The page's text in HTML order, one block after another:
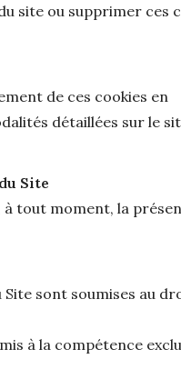
site ou supprimer ces
de ces cookies en
détaillées sur le
Site
à tout moment, la
sont soumises au
à la compétence